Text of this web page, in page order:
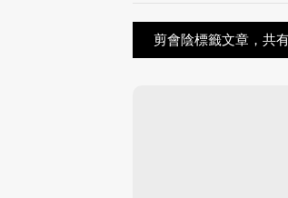
剪會陰標籤文章，共